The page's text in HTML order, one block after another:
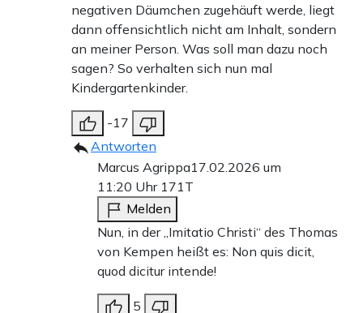
negativen Däumchen zugehäuft werde, liegt
dann offensichtlich nicht am Inhalt, sondern
an meiner Person. Was soll man dazu noch
sagen? So verhalten sich nun mal
Kindergartenkinder.
-17
Antworten
Marcus Agrippa17.02.2026 um
11:20 Uhr 171T
Melden
Nun, in der „Imitatio Christi“ des Thomas
von Kempen heißt es: Non quis dicit,
quod dicitur intende!
5